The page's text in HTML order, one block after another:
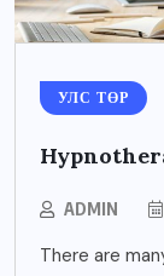
УЛС ТӨР
ADMIN
There are